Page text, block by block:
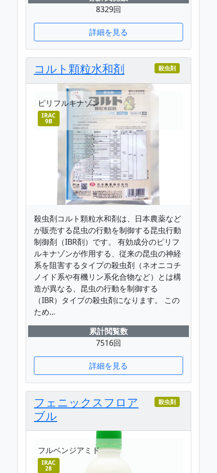
8329回
詳細を見る
コルト顆粒水和剤 殺虫剤
ピリフルキナゾン
IRAC
9B
殺虫剤コルト顆粒水和剤は、日本農薬など
が販売する昆虫の行動を制御する昆虫行動
制御剤（IBR剤）です。 有効成分のピリフ
ルキナゾンが作用する、従来の昆虫の神経
系を阻害するタイプの殺虫剤（ネオニコチ
ノイド系や有機リン系化合物など）とは構
造が異なる、昆虫の行動を制御する
（IBR）タイプの殺虫剤になります。 この
ため...
累計閲覧数
7516回
詳細を見る
フェニックスフロア
ブル
殺虫剤
フルベンジアミド
IRAC
28